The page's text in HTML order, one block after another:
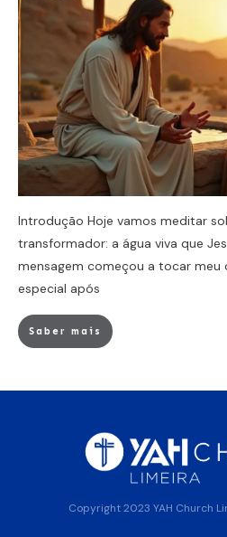
Introdução Hoje vamos meditar
transformador: a água viva que
mensagem começou a tocar meu
especial após
Saber mais
Copyright 2023 YAH Church